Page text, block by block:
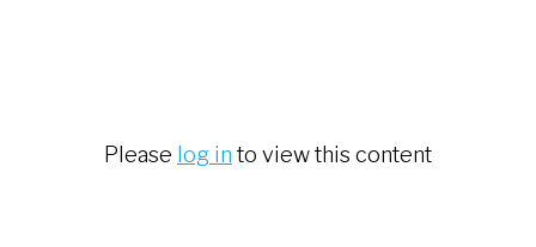
Please log in to view this content